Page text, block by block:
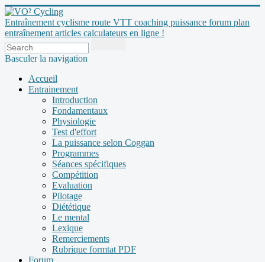
Entraînement cyclisme route VTT coaching puissance forum plan
entraînement articles calculateurs en ligne !
Basculer la navigation
Accueil
Entrainement
Introduction
Fondamentaux
Physiologie
Test d'effort
La puissance selon Coggan
Programmes
Séances spécifiques
Compétition
Evaluation
Pilotage
Diététique
Le mental
Lexique
Remerciements
Rubrique formtat PDF
Forum